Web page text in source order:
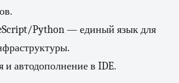
Python — единый язык для
автодополнение в IDE.